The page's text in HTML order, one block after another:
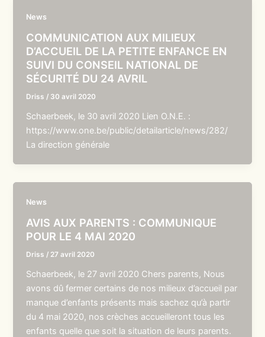
News
COMMUNICATION AUX MILIEUX
D’ACCUEIL DE LA PETITE ENFANCE EN
SUIVI DU CONSEIL NATIONAL DE
SÉCURITÉ DU 24 AVRIL
Driss / 30 avril 2020
Schaerbeek, le 30 avril 2020 Lien O.N.E. :
https://www.one.be/public/detailarticle/news/282/
La direction générale
News
AVIS AUX PARENTS : COMMUNIQUE
POUR LE 4 MAI 2020
Driss / 27 avril 2020
Schaerbeek, le 27 avril 2020 Chers parents, Nous
avons dû fermer certains de nos milieux d’accueil par
manque d’enfants présents mais sachez qu’à partir
du 4 mai 2020, nos crèches accueilleront tous les
enfants quelle que soit la situation de leurs parents.